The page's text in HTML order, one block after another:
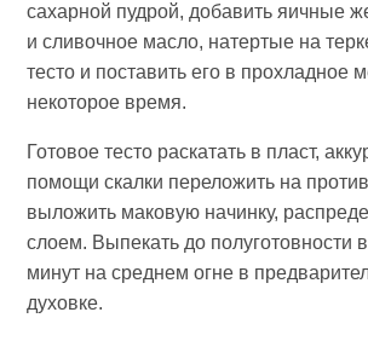
сахарной пудрой, добавить яичные
и сливочное масло, натертые на
тесто и поставить его в прохладное
некоторое время.
Готовое тесто раскатать в пласт,
помощи скалки переложить на
выложить маковую начинку,
слоем. Выпекать до полуготовности
минут на среднем огне в
духовке.